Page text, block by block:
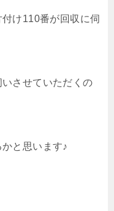
け110番が回収に伺
させていただくの
と思います♪